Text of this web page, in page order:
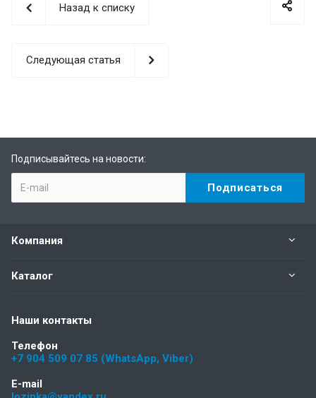
Назад к списку
Следующая статья
Подписывайтесь на новости:
Компания
Каталог
Наши контакты
Телефон
+7 904 509 07 85 (WhatsApp, Viber)
E-mail